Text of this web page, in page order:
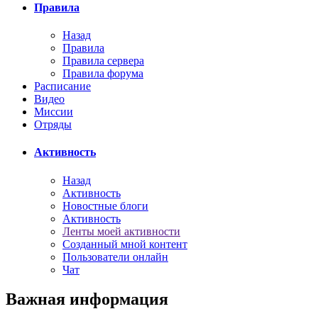
Правила
Назад
Правила
Правила сервера
Правила форума
Расписание
Видео
Миссии
Отряды
Активность
Назад
Активность
Новостные блоги
Активность
Ленты моей активности
Созданный мной контент
Пользователи онлайн
Чат
Важная информация